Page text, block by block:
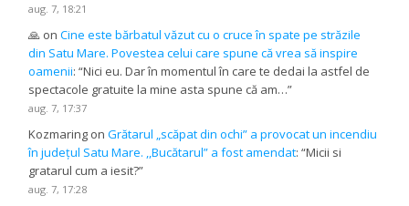
aug. 7, 18:21
🙏 onCine este bărbatul văzut cu o cruce în spate pe străzile
din Satu Mare. Povestea celui care spune că vrea să inspire
oamenii: “Nici eu. Dar în momentul în care te dedai la astfel de
spectacole gratuite la mine asta spune că am…”
aug. 7, 17:37
Kozmaring onGrătarul „scăpat din ochi” a provocat un incendiu
în județul Satu Mare. ,,Bucătarul” a fost amendat: “Micii si
gratarul cum a iesit?”
aug. 7, 17:28